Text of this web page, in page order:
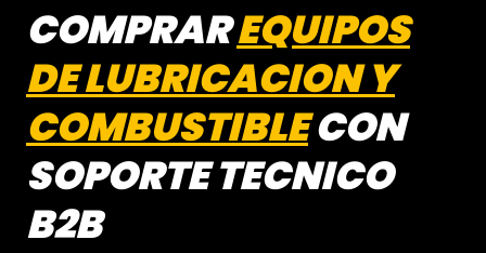
COMPRAREQUIPOS
DE LUBRICACION Y
COMBUSTIBLECON
SOPORTE TECNICO
B2B